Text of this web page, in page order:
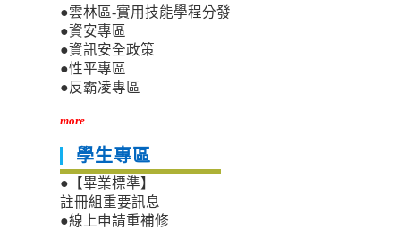
●雲林區-實用技能學程分發
●資安專區
●資訊安全政策
●性平專區
●反霸凌專區
more
學生專區
●【畢業標準】
註冊組重要訊息
●線上申請重補修